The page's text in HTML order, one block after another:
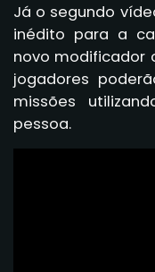
Já o segundo
inédito para a
novo modificador
jogadores
missões
pessoa.